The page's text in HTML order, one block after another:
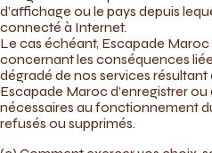
d’affichage ou le pays depuis
connecté à Internet.
Le cas échéant, Escapade
concernant les conséquences
dégradé de nos services résultant
Escapade Maroc d’enregistrer
nécessaires au fonctionnement
refusés ou supprimés.